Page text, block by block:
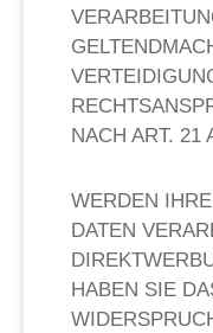
NACH ART. 21
WERDEN
DATEN
HABEN SIE